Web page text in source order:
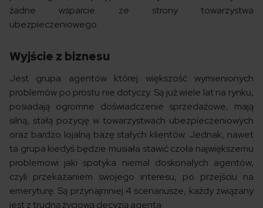
żadne wsparcie ze strony towarzystwa
ubezpieczeniowego.
Wyjście z biznesu
Jest grupa agentów której większość wymienionych
problemów po prostu nie dotyczy. Są już wiele lat na rynku,
posiadają ogromne doświadczenie sprzedażowe, mają
silną, stałą pozycję w towarzystwach ubezpieczeniowych
oraz bardzo lojalną bazę stałych klientów. Jednak, nawet
ta grupa kiedyś będzie musiała stawić czoła największemu
problemowi jaki spotyka niemal doskonałych agentów,
czyli przekazaniem swojego interesu, po przejściu na
emeryturę. Są przynajmniej 4 scenariusze, każdy związany
jest z trudną życiową decyzją agenta.